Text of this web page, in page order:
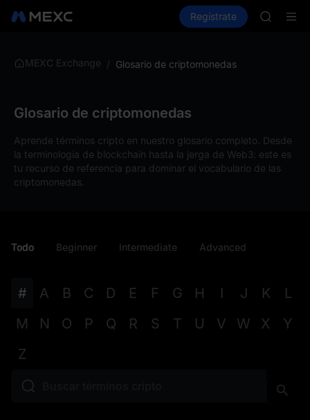
Mercados Spot Futuros
Regístrate
SKYAI
MEXC Exchange / Glosario de criptomonedas
Glosario de criptomonedas
Aprende términos cripto en nuestro glosario completo. Desde
la terminología de blockchain hasta la jerga de Web3: este es
tu recurso de referencia para dominar el vocabulario de las
criptomonedas.
Todo Beginner Intermediate Advanced
# A B C D E F G H I J K
L
M
N O P Q R S T U V W X
Y
Z